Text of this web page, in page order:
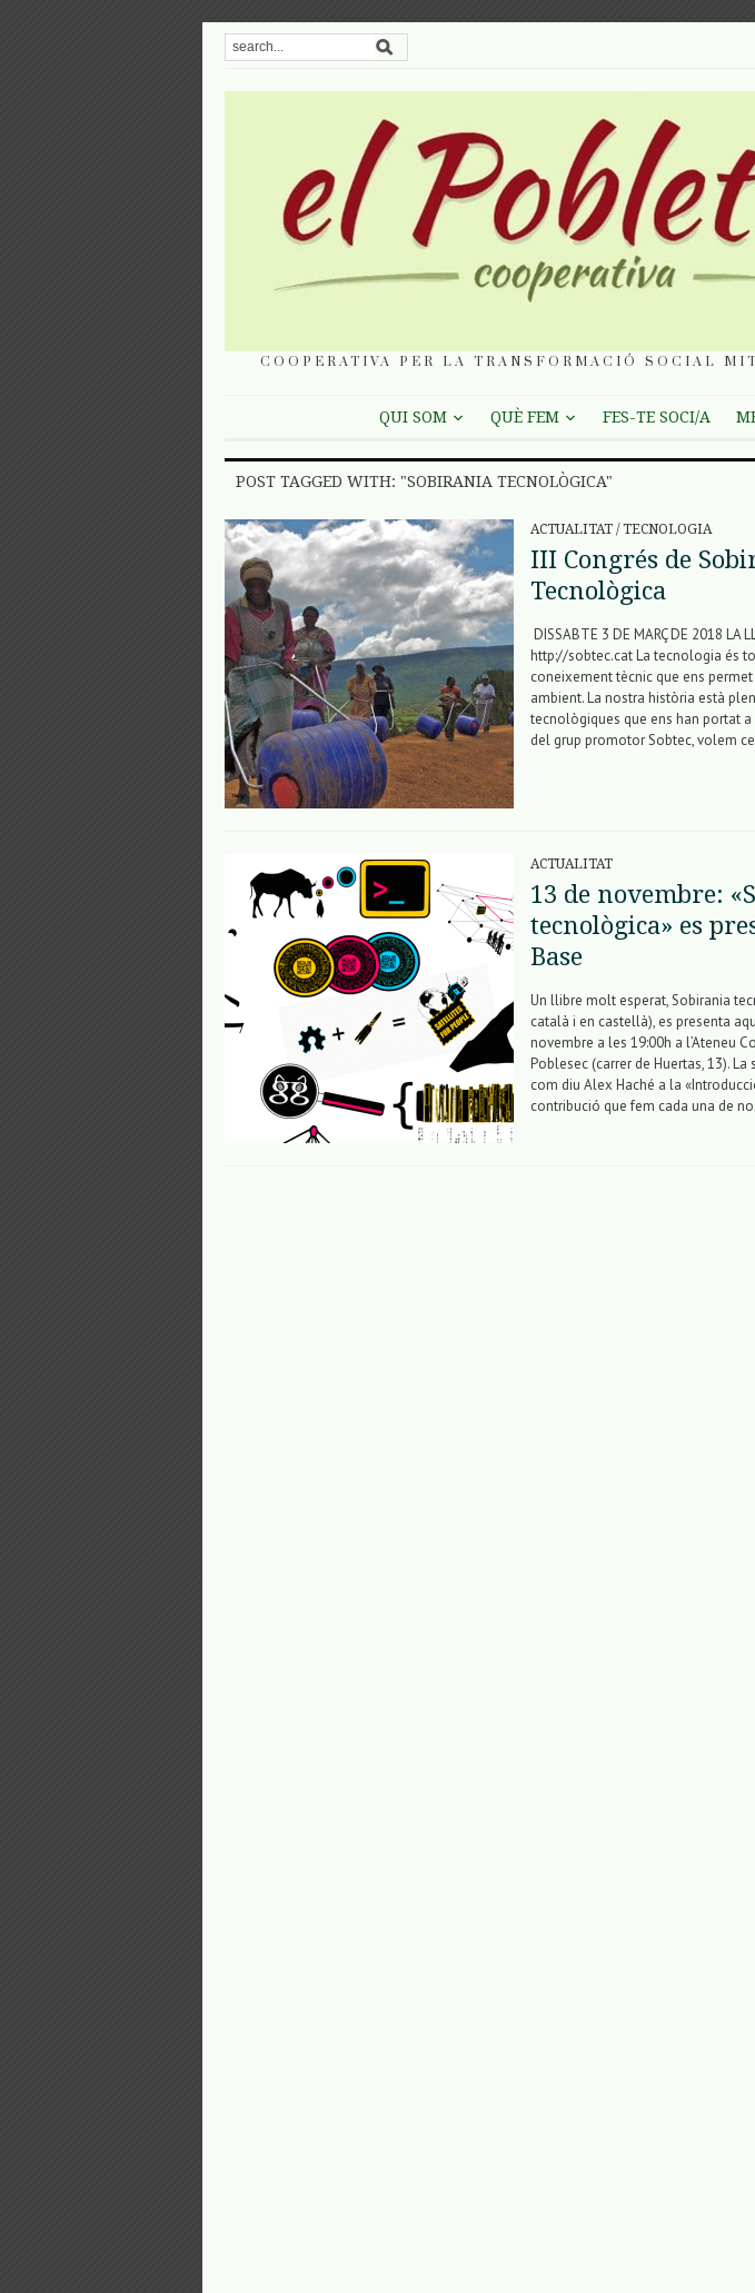
COOPERATIVA PER LA TRANSFORMACIÓ SOCIAL
QUI SOM QUÈ FEM FES-TE SOCI/A
POST TAGGED WITH: "SOBIRANIA TECNOLÒGICA"
ACTUALITAT / TECNOLOGIA
III Congrés de
Tecnològica
DISSABTE 3 DE MARÇ DE 2018 LA
http://sobtec.cat La tecnologia és
coneixement tècnic que ens
ambient. La nostra història està
tecnològiques que ens han portat
del grup promotor Sobtec, volem
ACTUALITAT
13 de novembre:
tecnològica» es
Base
Un llibre molt esperat, Sobirania
català i en castellà), es presenta
novembre a les 19:00h a l’Ateneu
Poblesec (carrer de Huertas, 13).
com diu Alex Haché a la
contribució que fem cada una de